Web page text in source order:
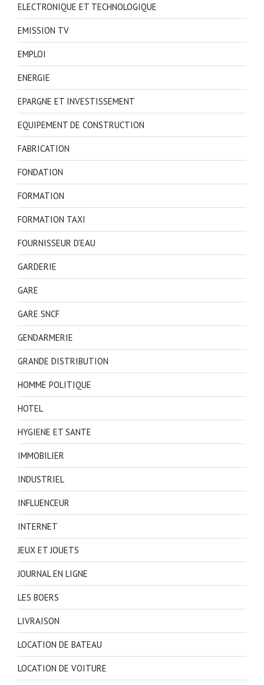
ELECTRONIQUE ET TECHNOLOGIQUE
EMISSION TV
EMPLOI
ENERGIE
EPARGNE ET INVESTISSEMENT
EQUIPEMENT DE CONSTRUCTION
FABRICATION
FONDATION
FORMATION
FORMATION TAXI
FOURNISSEUR D'EAU
GARDERIE
GARE
GARE SNCF
GENDARMERIE
GRANDE DISTRIBUTION
HOMME POLITIQUE
HOTEL
HYGIENE ET SANTE
IMMOBILIER
INDUSTRIEL
INFLUENCEUR
INTERNET
JEUX ET JOUETS
JOURNAL EN LIGNE
LES BOERS
LIVRAISON
LOCATION DE BATEAU
LOCATION DE VOITURE